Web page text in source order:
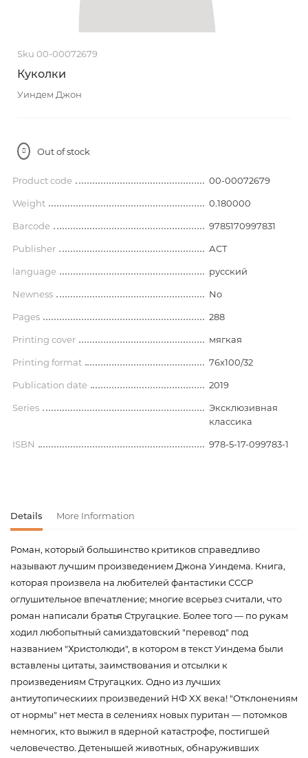
Sku 00-00072679
Куколки
Уиндем Джон
Out of stock
Product code 00-00072679
Weight 0.180000
Barcode 9785170997831
Publisher АСТ
language русский
Newness No
Pages 288
Printing cover мягкая
Printing format 76x100/32
Publication date 2019
Series
Эксклюзивная
классика
ISBN 978-5-17-099783-1
Details More Information
Роман, который большинство критиков справедливо
называют лучшим произведением Джона Уиндема. Книга,
которая произвела на любителей фантастики СССР
оглушительное впечатление; многие всерьез считали, что
роман написали братья Стругацкие. Более того — по рукам
ходил любопытный самиздатовский "перевод" под
названием "Христолюди", в котором в текст Уиндема были
вставлены цитаты, заимствования и отсылки к
произведениям Стругацких. Одно из лучших
антиутопическиих произведений НФ XX века! "Отклонениям
от нормы" нет места в селениях новых пуритан — потомков
немногих, кто выжил в ядерной катастрофе, постигшей
человечество. Детенышей животных, обнаруживших